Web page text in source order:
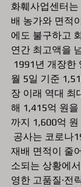
화훼사업센터
배 농가와 면적
에도 불구하고
연간 최고액을
월 5일 기준
장 이래 역대 최
해 1,415억 원
까지 1,600억
재배 면적이 줄
소되는 상황에
영한 고품질·전